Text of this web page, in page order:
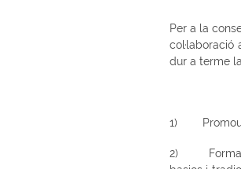
Per a la
dur a terme
1) Promou
2) Formació